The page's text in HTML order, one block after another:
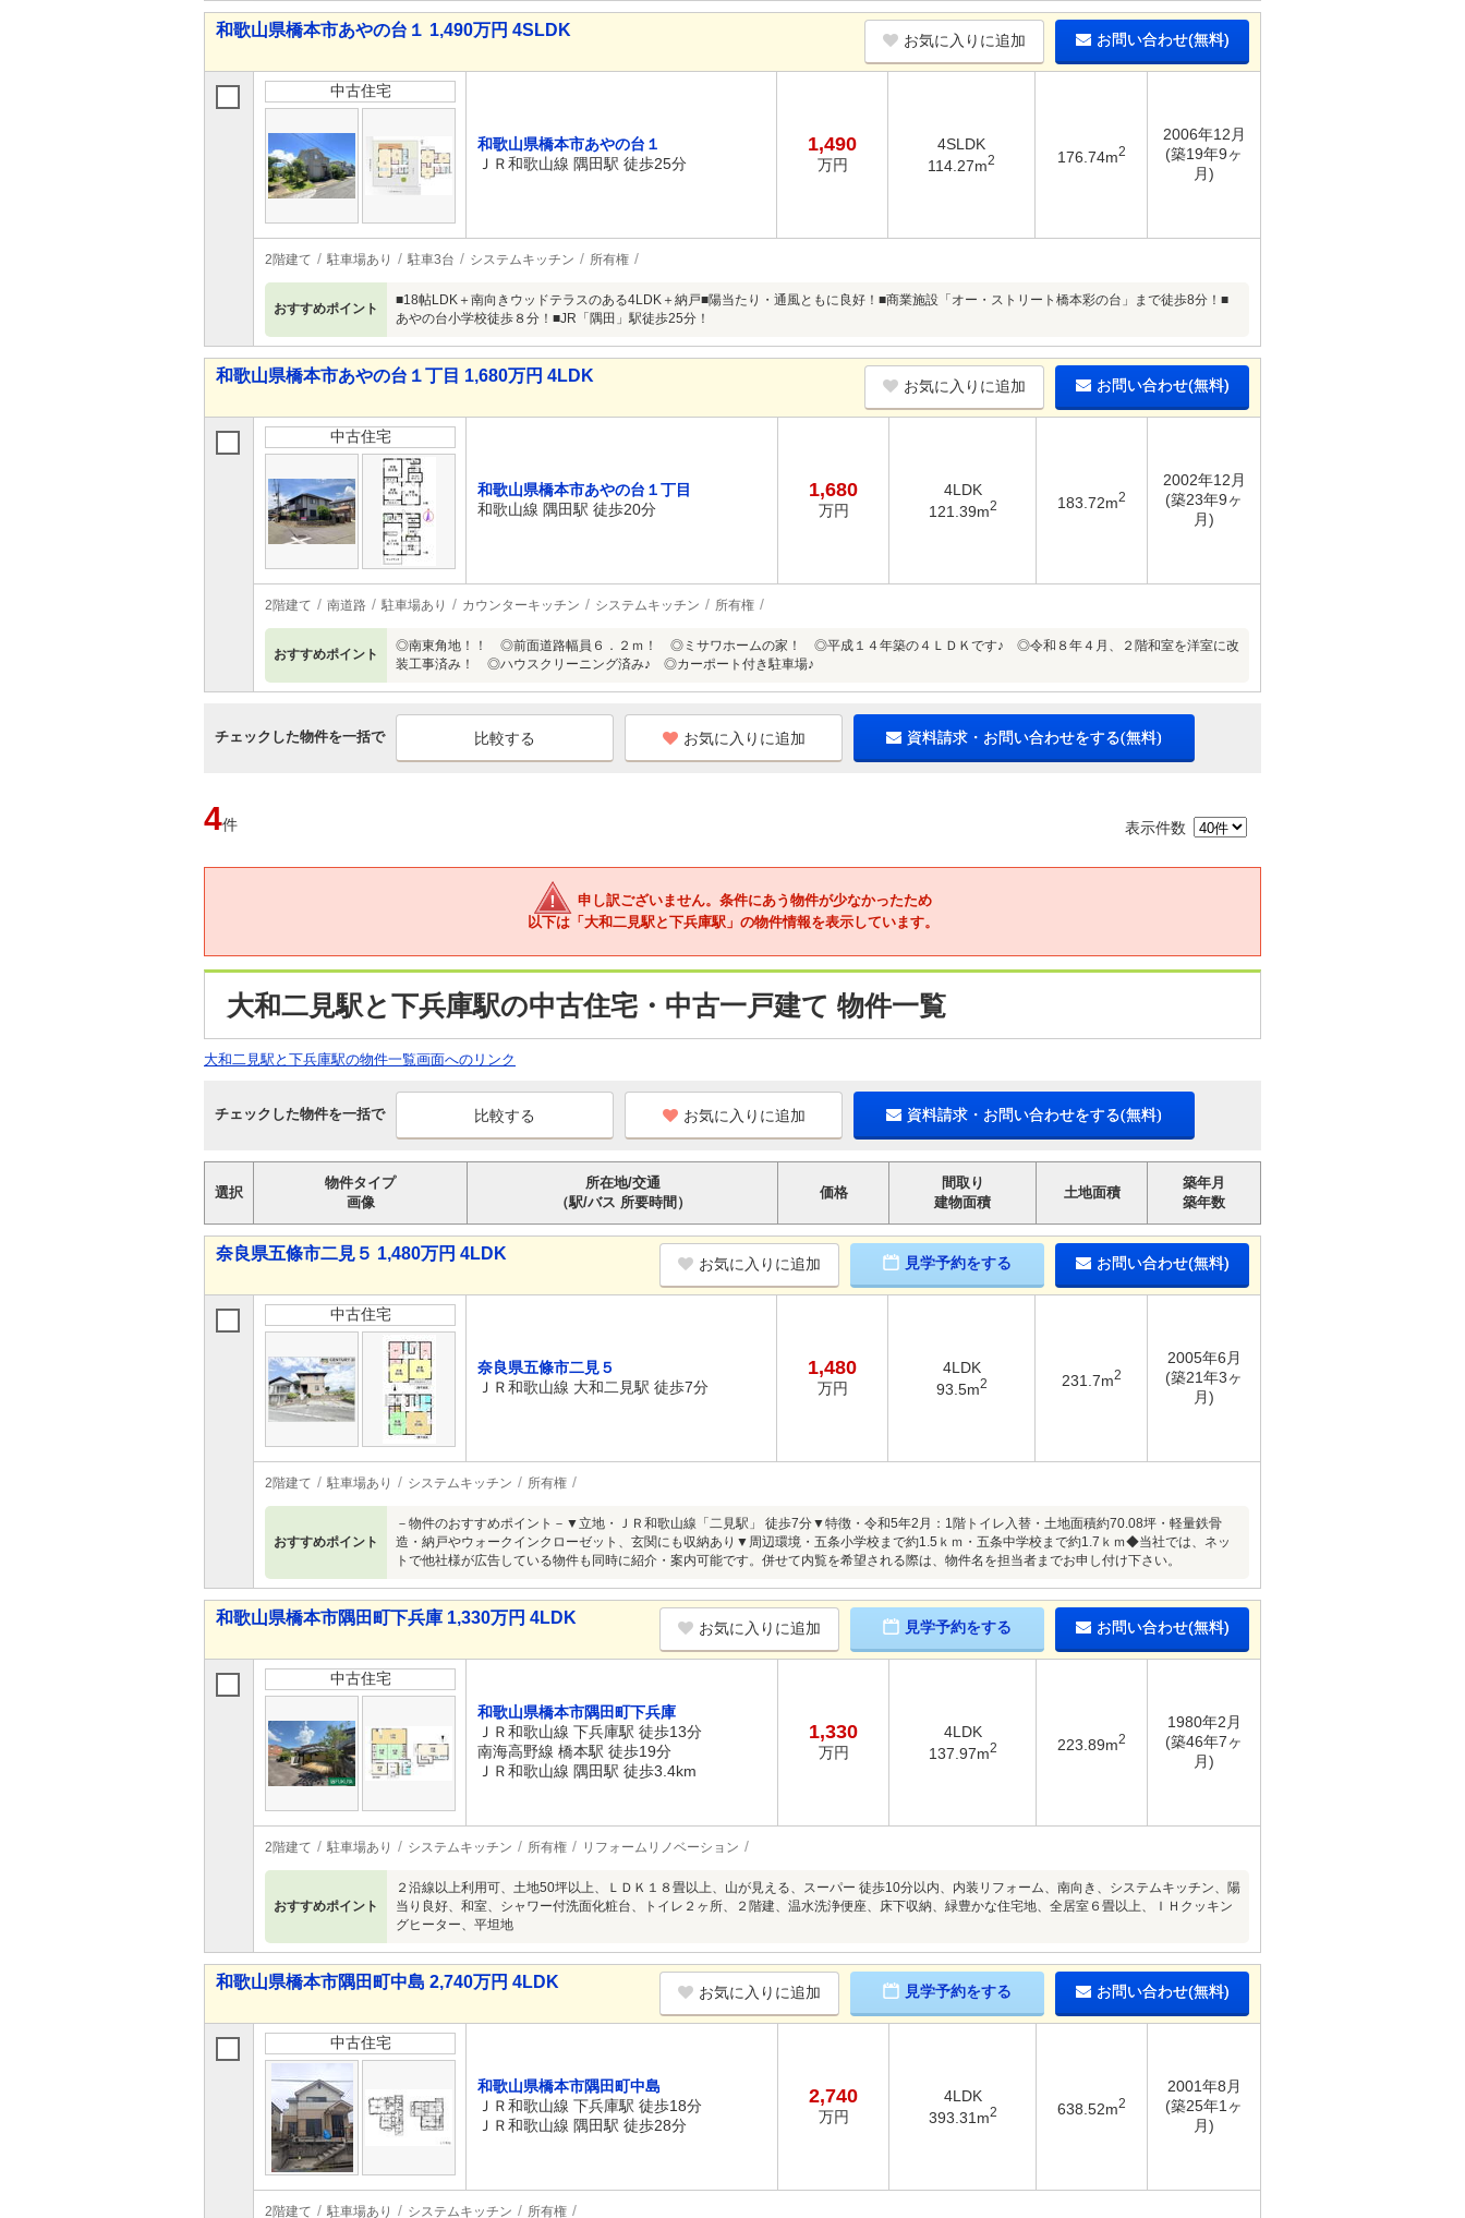
和歌山県橋本市あやの台１ 1,490万円 4SLDK
お気に入りに追加 お問い合わせ(無料)
中古住宅
和歌山県橋本市あやの台１
ＪＲ和歌山線 隅田駅 徒歩25分
1,490
万円
4SLDK
114.27m2 176.74m2
2006年12月
(築19年9ヶ
月)
2階建て 駐車場あり 駐車3台 システムキッチン 所有権
おすすめポイント
■18帖LDK＋南向きウッドテラスのある4LDK＋納戸■陽当たり・通風ともに良好！■商業施設「オー・ストリート橋本彩の台」まで徒歩8分！■
あやの台小学校徒歩８分！■JR「隅田」駅徒歩25分！
和歌山県橋本市あやの台１丁目 1,680万円 4LDK
お気に入りに追加 お問い合わせ(無料)
中古住宅
和歌山県橋本市あやの台１丁目
和歌山線 隅田駅 徒歩20分
1,680
万円
4LDK
121.39m2 183.72m2
2002年12月
(築23年9ヶ
月)
2階建て 南道路 駐車場あり カウンターキッチン システムキッチン 所有権
おすすめポイント
◎南東角地！！ ◎前面道路幅員６．２ｍ！ ◎ミサワホームの家！ ◎平成１４年築の４ＬＤＫです♪ ◎令和８年４月、２階和室を洋室に改
装工事済み！ ◎ハウスクリーニング済み♪ ◎カーポート付き駐車場♪
チェックした物件を一括で お気に入りに追加 資料請求・お問い合わせをする(無料)
4件 表示件数
申し訳ございません。条件にあう物件が少なかったため
以下は「大和二見駅と下兵庫駅」の物件情報を表示しています。
大和二見駅と下兵庫駅の中古住宅・中古一戸建て 物件一覧
大和二見駅と下兵庫駅の物件一覧画面へのリンク
チェックした物件を一括で お気に入りに追加 資料請求・お問い合わせをする(無料)
選択
物件タイプ
画像
所在地/交通
（駅/バス 所要時間）
価格
間取り
建物面積
土地面積
築年月
築年数
奈良県五條市二見５ 1,480万円 4LDK
お気に入りに追加 見学予約をする お問い合わせ(無料)
中古住宅
奈良県五條市二見５
ＪＲ和歌山線 大和二見駅 徒歩7分
1,480
万円
4LDK
93.5m2 231.7m2
2005年6月
(築21年3ヶ
月)
2階建て 駐車場あり システムキッチン 所有権
おすすめポイント
－物件のおすすめポイント－▼立地・ＪＲ和歌山線「二見駅」 徒歩7分▼特徴・令和5年2月：1階トイレ入替・土地面積約70.08坪・軽量鉄骨
造・納戸やウォークインクローゼット、玄関にも収納あり▼周辺環境・五条小学校まで約1.5ｋｍ・五条中学校まで約1.7ｋｍ◆当社では、ネッ
トで他社様が広告している物件も同時に紹介・案内可能です。併せて内覧を希望される際は、物件名を担当者までお申し付け下さい。
和歌山県橋本市隅田町下兵庫 1,330万円 4LDK
お気に入りに追加 見学予約をする お問い合わせ(無料)
中古住宅
和歌山県橋本市隅田町下兵庫
ＪＲ和歌山線 下兵庫駅 徒歩13分
南海高野線 橋本駅 徒歩19分
ＪＲ和歌山線 隅田駅 徒歩3.4km
1,330
万円
4LDK
137.97m2 223.89m2
1980年2月
(築46年7ヶ
月)
2階建て 駐車場あり システムキッチン 所有権 リフォームリノベーション
おすすめポイント
２沿線以上利用可、土地50坪以上、ＬＤＫ１８畳以上、山が見える、スーパー 徒歩10分以内、内装リフォーム、南向き、システムキッチン、陽
当り良好、和室、シャワー付洗面化粧台、トイレ２ヶ所、２階建、温水洗浄便座、床下収納、緑豊かな住宅地、全居室６畳以上、ＩＨクッキン
グヒーター、平坦地
和歌山県橋本市隅田町中島 2,740万円 4LDK
お気に入りに追加 見学予約をする お問い合わせ(無料)
中古住宅
和歌山県橋本市隅田町中島
ＪＲ和歌山線 下兵庫駅 徒歩18分
ＪＲ和歌山線 隅田駅 徒歩28分
2,740
万円
4LDK
393.31m2 638.52m2
2001年8月
(築25年1ヶ
月)
2階建て 駐車場あり システムキッチン 所有権